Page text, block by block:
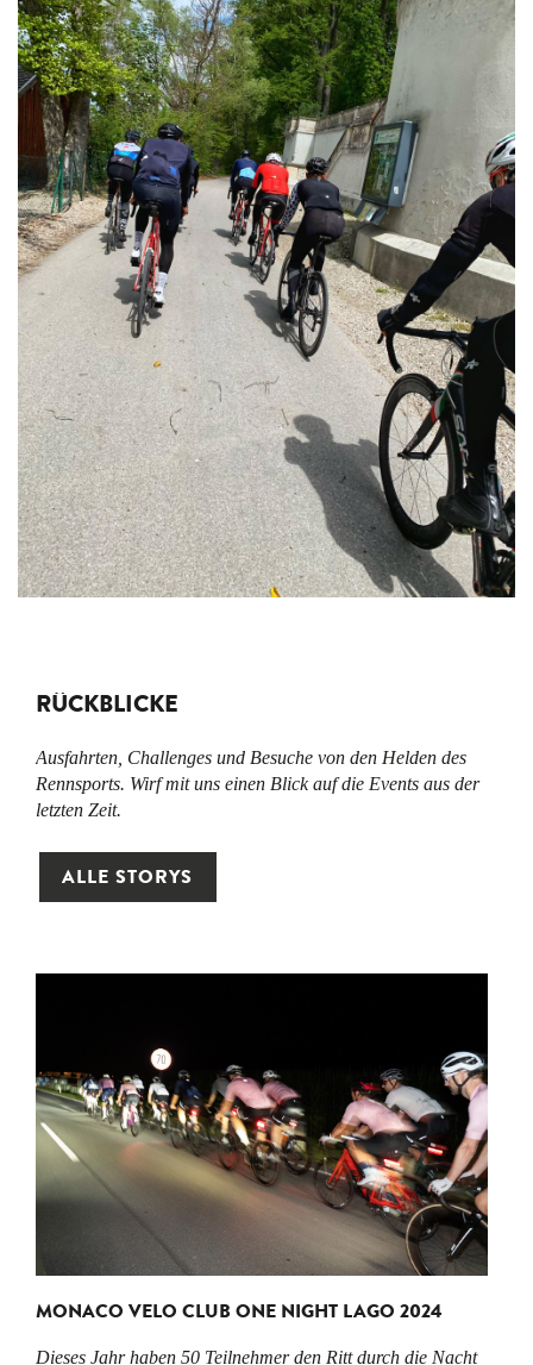
RÜCKBLICKE
Ausfahrten, Challenges und Besuche von den Helden des
Rennsports. Wirf mit uns einen Blick auf die Events aus der
letzten Zeit.
ALLE STORYS
MONACO VELO CLUB ONE NIGHT LAGO 2024
Dieses Jahr haben 50 Teilnehmer den Ritt durch die Nacht